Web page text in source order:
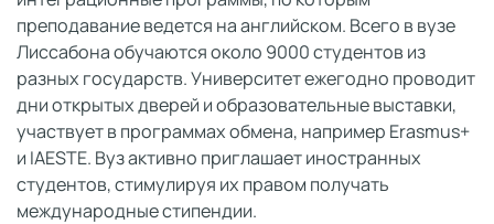
преподавание ведется на английском. Всего в вузе
Лиссабона обучаются около 9000 студентов из
разных государств. Университет ежегодно проводит
дни открытых дверей и образовательные выставки,
участвует в программах обмена, например Erasmus+
и IAESTE. Вуз активно приглашает иностранных
студентов, стимулируя их правом получать
международные стипендии.